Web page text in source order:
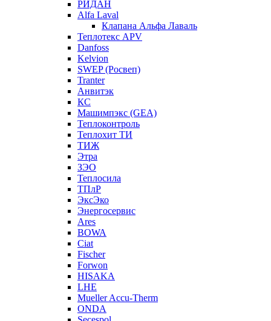
РИДАН
Alfa Laval
Клапана Альфа Лаваль
Теплотекс APV
Danfoss
Kelvion
SWEP (Росвеп)
Tranter
Анвитэк
КС
Машимпэкс (GEA)
Теплоконтроль
Теплохит ТИ
ТИЖ
Этра
ЗЭО
Теплосила
ТПлР
ЭксЭко
Энергосервис
Ares
BOWA
Ciat
Fischer
Forwon
HISAKA
LHE
Mueller Accu-Therm
ONDA